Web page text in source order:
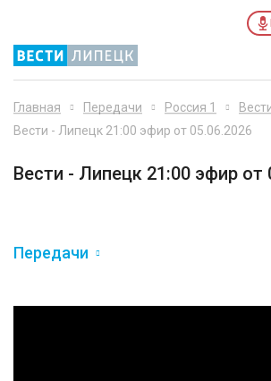
Главная Передачи Россия 1
Вести - Липецк 21:00 эфир от 05.06.2026
Вести - Липецк 21:00 эфир от
Передачи